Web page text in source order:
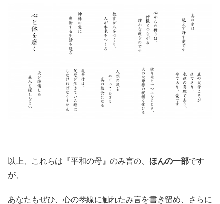
以上、これらは『平和の母』のみ言の、 ほんの一部です
が、
あなたもぜひ、心の琴線に触れたみ言を書き留め、さらに